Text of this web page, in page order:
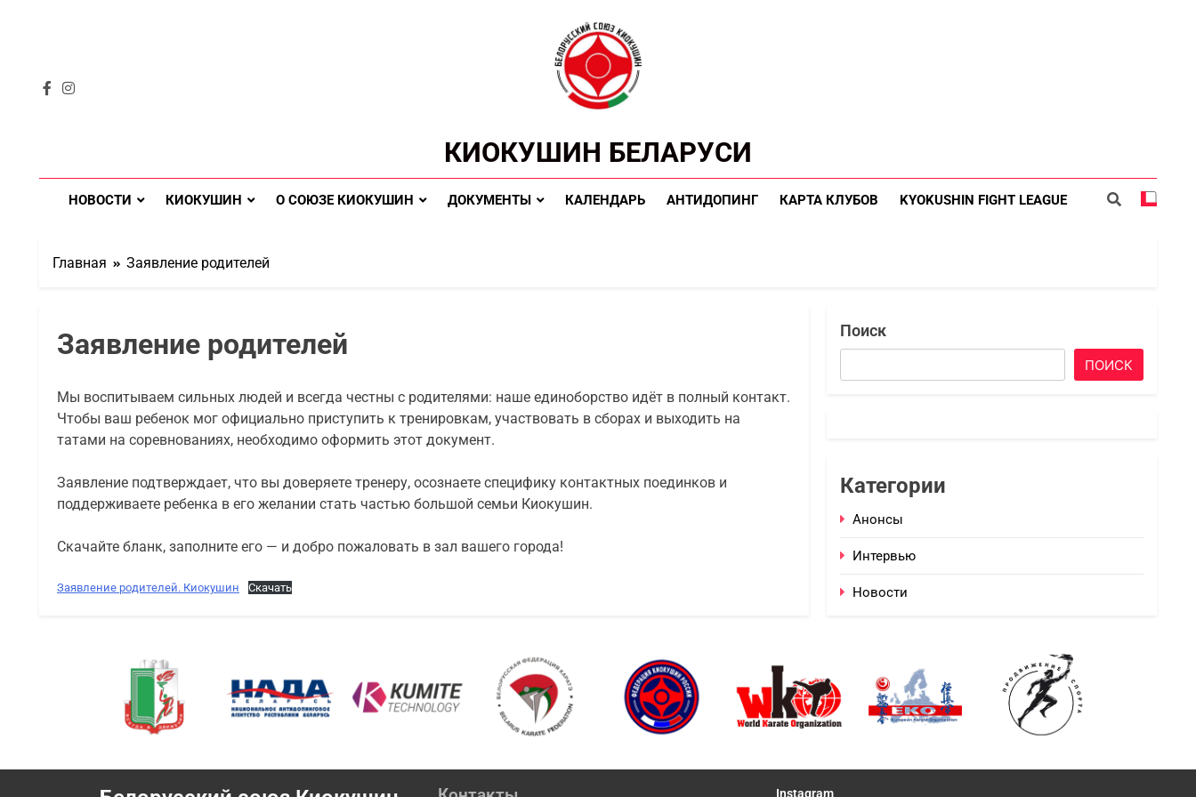
КИОКУШИН БЕЛАРУСИ
НОВОСТИ КИОКУШИН О СОЮЗЕ КИОКУШИН ДОКУМЕНТЫ КАЛЕНДАРЬ АНТИДОПИНГ КАРТА КЛУБОВ KYOKUSHIN FIGHT LEAGUE
Главная Заявление родителей
Заявление родителей
Мы воспитываем сильных людей и всегда честны с родителями: наше единоборство идёт в полный контакт.
Чтобы ваш ребенок мог официально приступить к тренировкам, участвовать в сборах и выходить на
татами на соревнованиях, необходимо оформить этот документ.
Заявление подтверждает, что вы доверяете тренеру, осознаете специфику контактных поединков и
поддерживаете ребенка в его желании стать частью большой семьи Киокушин.
Скачайте бланк, заполните его — и добро пожаловать в зал вашего города!
Заявление родителей. Киокушин Скачать
Поиск
ПОИСК
Категории
Анонсы
Интервью
Новости
Instagram